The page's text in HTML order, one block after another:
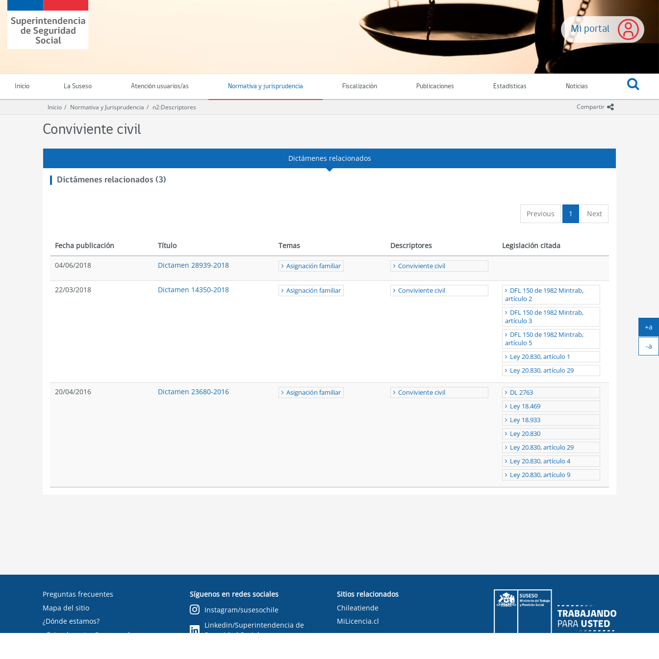
contenido
principal
Mi portal
Superintendencia
de
Seguridad
(SUSESO)
Chile
Inicio La Suseso Atención usuarios/as Normativa y jurisprudencia Fiscalización Publicaciones Estadísticas Noticias
Compartir icono
Inicio Normativa y Jurisprudencia n2:Descriptores
Conviviente civil
Dictámenes relacionados
Dictámenes relacionados (3)
Previous 1 Next
Fecha publicación Título Temas Descriptores Legislación citada
04/06/2018 Dictamen 28939-2018 Asignación familiar Conviviente civil
22/03/2018 Dictamen 14350-2018 Asignación familiar Conviviente civil
DFL 150 de 1982 Mintrab,
artículo 2
DFL 150 de 1982 Mintrab,
artículo 3
DFL 150 de 1982 Mintrab,
artículo 5
Ley 20.830, artículo 1
Ley 20.830, artículo 29
20/04/2016 Dictamen 23680-2016 Asignación familiar Conviviente civil
DL 2763
Ley 18.469
Ley 18.933
Ley 20.830
Ley 20.830, artículo 29
Ley 20.830, artículo 4
Ley 20.830, artículo 9
Preguntas frecuentes
Mapa del sitio
¿Dónde estamos?
oficinadepartes@suseso.cl
Síguenos en redes sociales
Instagram/susesochile
Linkedin/Superintendencia de
Seguridad Social
Sitios relacionados
Chileatiende
MiLicencia.cl
+a
-a